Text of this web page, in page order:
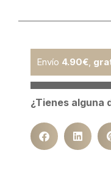
Envío 4.90€
¿Tienes alguna